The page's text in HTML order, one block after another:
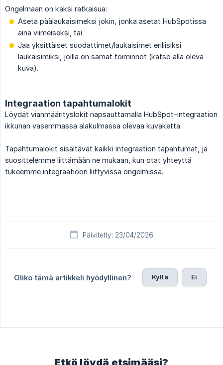
Ongelmaan on kaksi ratkaisua:
Aseta päälaukaisimeksi jokin, jonka asetat HubSpotissa
aina viimeiseksi, tai
Jaa yksittäiset suodattimet/laukaisimet erillisiksi
laukaisimiksi, joilla on samat toiminnot (katso alla oleva
kuva).
Integraation tapahtumalokit
Löydät vianmäärityslokit napsauttamalla HubSpot-integraation
ikkunan vasemmassa alakulmassa olevaa kuvaketta.
Tapahtumalokit sisältävät kaikki integraation tapahtumat, ja
suosittelemme liittämään ne mukaan, kun otat yhteyttä
tukeemme integraatioon liittyvissä ongelmissa.
Päivitetty: 23/04/2026
Oliko tämä artikkeli hyödyllinen? Kyllä Ei
Etkö löydä etsimääsi?